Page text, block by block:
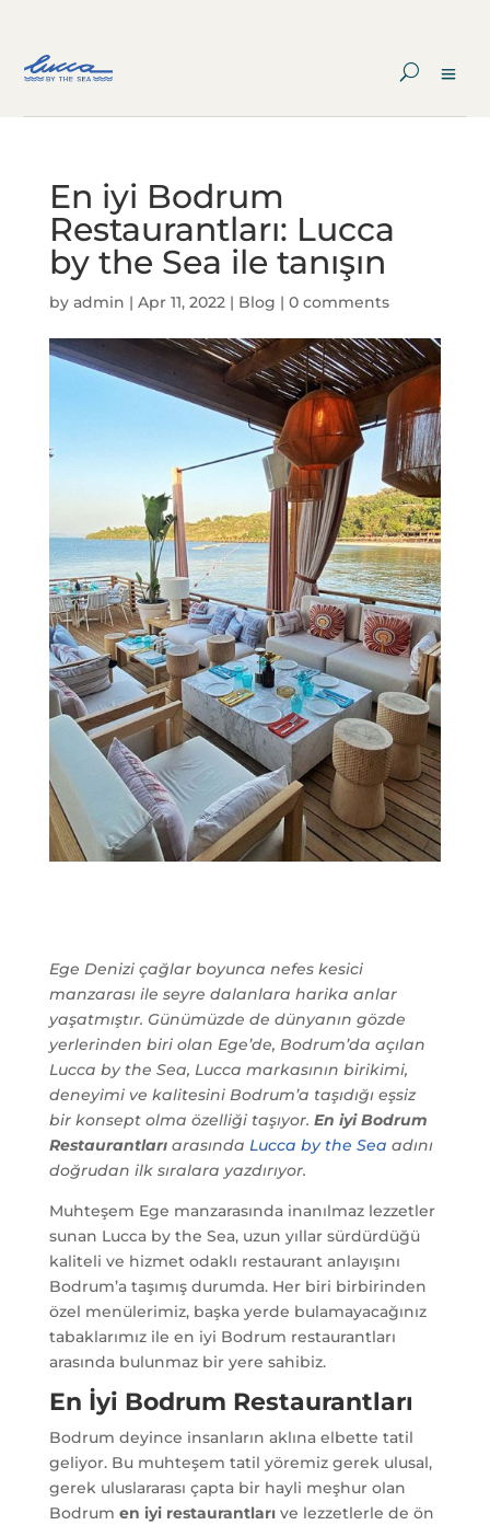
En iyi Bodrum
Restaurantları: Lucca
by the Sea ile tanışın
by admin | Apr 11, 2022| Blog | 0 comments
Ege Denizi çağlar boyunca nefes kesici
manzarası ile seyre dalanlara harika anlar
yaşatmıştır. Günümüzde de dünyanın gözde
yerlerinden biri olan Ege’de, Bodrum’da açılan
Lucca by the Sea, Lucca markasının birikimi,
deneyimi ve kalitesini Bodrum’a taşıdığı eşsiz
bir konsept olma özelliği taşıyor. En iyi Bodrum
Restaurantlarıarasında Lucca by the Sea adını
doğrudan ilk sıralara yazdırıyor.
Muhteşem Ege manzarasında inanılmaz lezzetler
sunan Lucca by the Sea, uzun yıllar sürdürdüğü
kaliteli ve hizmet odaklı restaurant anlayışını
Bodrum’a taşımış durumda. Her biri birbirinden
özel menülerimiz, başka yerde bulamayacağınız
tabaklarımız ile en iyi Bodrum restaurantları
arasında bulunmaz bir yere sahibiz.
En İyi Bodrum Restaurantları
Bodrum deyince insanların aklına elbette tatil
geliyor. Bu muhteşem tatil yöremiz gerek ulusal,
gerek uluslararası çapta bir hayli meşhur olan
Bodrum en iyi restaurantlarıve lezzetlerle de ön